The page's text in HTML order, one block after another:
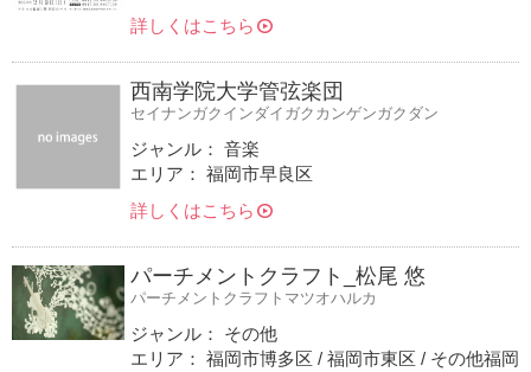
詳しくはこちら
西南学院大学管弦楽団
セイナンガクインダイガクカンゲンガクダン
ジャンル： 音楽
エリア： 福岡市早良区
詳しくはこちら
パーチメントクラフト_松尾 悠
パーチメントクラフトマツオハルカ
ジャンル： その他
エリア： 福岡市博多区 / 福岡市東区 / その他福岡